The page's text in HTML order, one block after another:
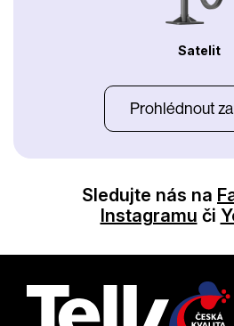
Satelit
Prohlédnout
Sledujte nás na
Instagramu či